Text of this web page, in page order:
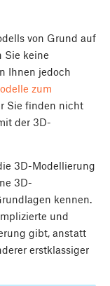
von Grund auf
Sie keine
Ihnen jedoch
zum
Sie finden nicht
der 3D-
3D-Modellierung
3D-
kennen.
und
gibt, anstatt
erstklassiger